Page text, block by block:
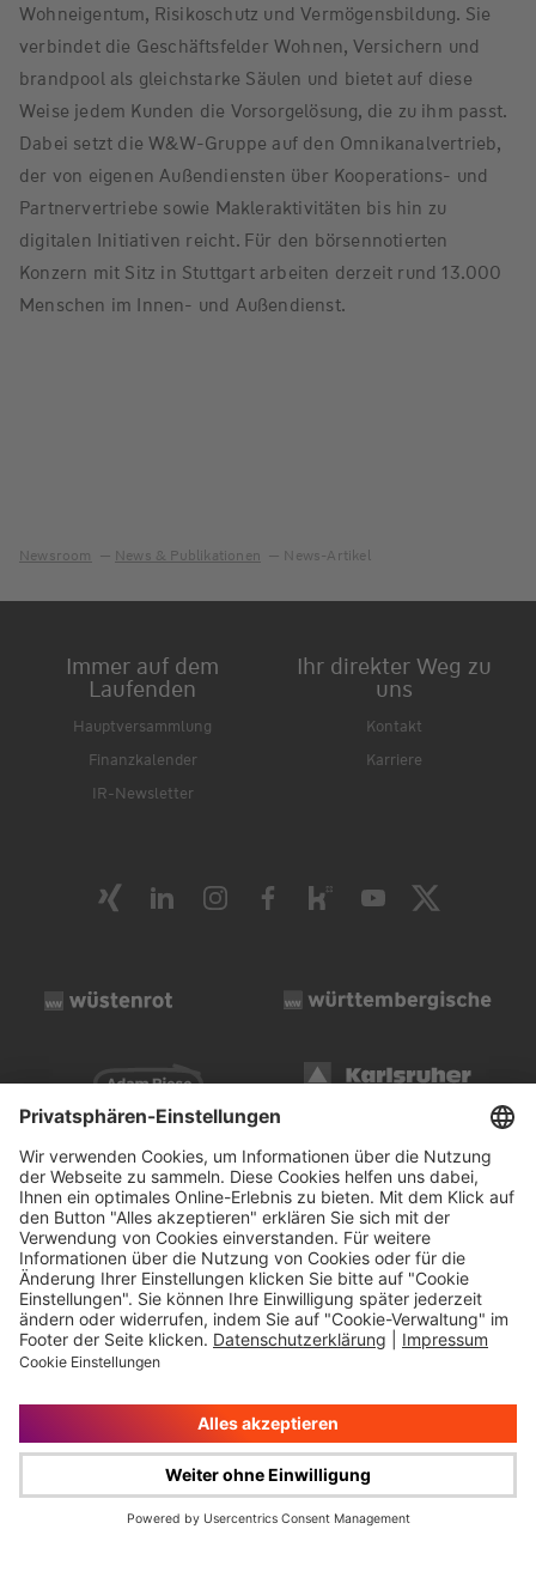
Wohneigentum, Risikoschutz und Vermögensbildung. Sie
verbindet die Geschäftsfelder Wohnen, Versichern und
brandpool als gleichstarke Säulen und bietet auf diese
Weise jedem Kunden die Vorsorgelösung, die zu ihm passt.
Dabei setzt die W&W-Gruppe auf den Omnikanalvertrieb,
der von eigenen Außendiensten über Kooperations- und
Partnervertriebe sowie Makleraktivitäten bis hin zu
digitalen Initiativen reicht. Für den börsennotierten
Konzern mit Sitz in Stuttgart arbeiten derzeit rund 13.000
Menschen im Innen- und Außendienst.
Newsroom News & Publikationen News-Artikel
Immer auf dem
Laufenden
Hauptversammlung
Finanzkalender
IR-Newsletter
Ihr direkter Weg zu
uns
Kontakt
Karriere
Datenschutz
Cookie-Verwaltung
Rechtliche Hinweise
Impressum